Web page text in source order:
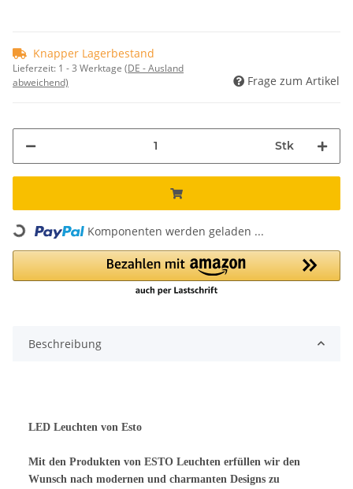
Knapper Lagerbestand
Lieferzeit: 1 - 3 Werktage (DE - Ausland
abweichend)
Frage zum Artikel
Stk
Loading... Komponenten werden geladen ...
Beschreibung
LED Leuchten von Esto
Mit den Produkten von ESTO Leuchten erfüllen wir den
Wunsch nach modernen und charmanten Designs zu